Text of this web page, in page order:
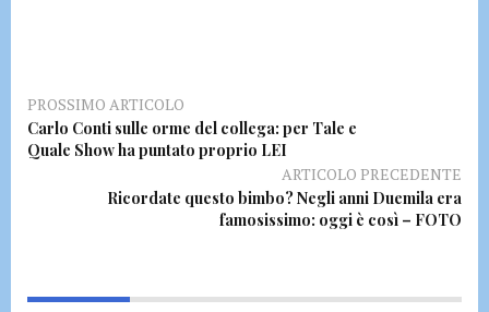
PROSSIMO ARTICOLO
Carlo Conti sulle orme del collega: per Tale e
Quale Show ha puntato proprio LEI
ARTICOLO PRECEDENTE
Ricordate questo bimbo? Negli anni Duemila era
famosissimo: oggi è così – FOTO